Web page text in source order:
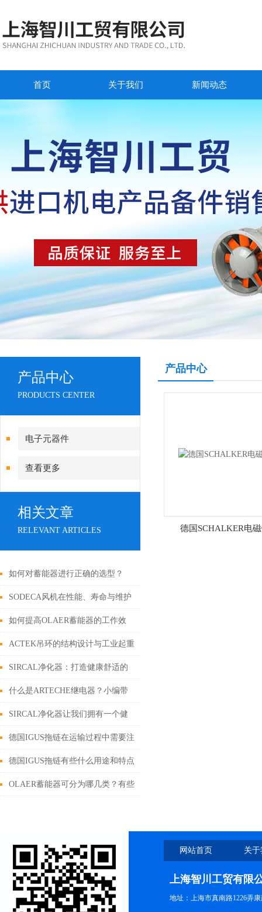
首页 关于我们 新闻动态
产品中心
PRODUCTS CENTER
电子元器件
查看更多
相关文章
RELEVANT ARTICLES
如何对蓄能器进行正确的选型？
SODECA风机在性能、寿命与维护
成本上的综合优势
如何提高OLAER蓄能器的工作效
率？
ACTEK吊环的结构设计与工业起重
工况适配应用
SIRCAL净化器：打造健康舒适的
室内环境
什么是ARTECHE继电器？小编带
你了解
SIRCAL净化器让我们拥有一个健
康、舒适的生活环境
德国IGUS拖链在运输过程中需要注
意些什么？
德国IGUS拖链有些什么用途和特点
呢？
OLAER蓄能器可分为哪几类？有些
产品中心
德国SCHALKER电
网站首页 关
上海智川工贸有限
地址：上海市真南路1226弄